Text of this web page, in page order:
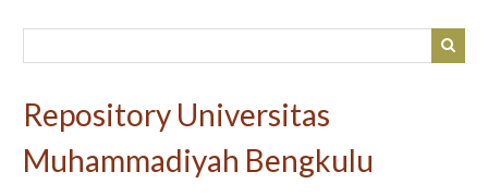
Repository Universitas
Muhammadiyah Bengkulu